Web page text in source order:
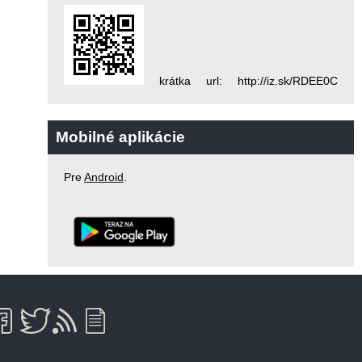
krátka url: http://iz.sk/RDEE0C
Mobilné aplikácie
PreAndroid